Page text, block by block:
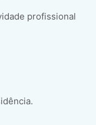
profissional